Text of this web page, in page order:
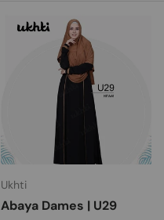
Ukhti
Abaya Dames | U29